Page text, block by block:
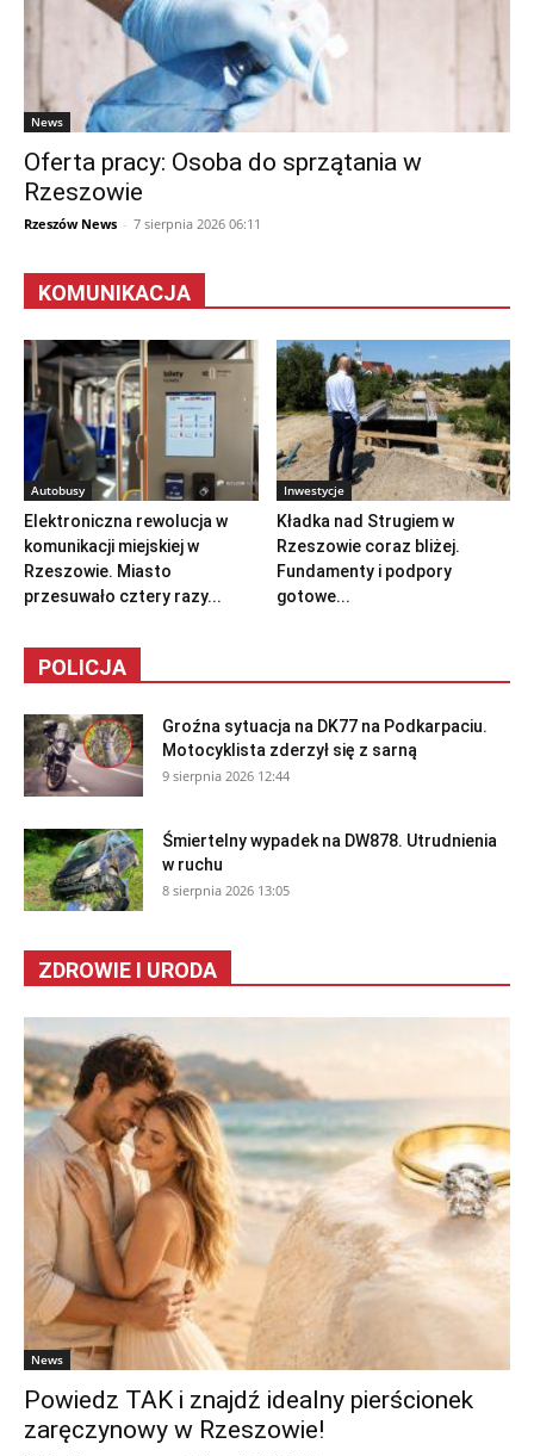
News
Oferta pracy: Osoba do sprzątania w
Rzeszowie
Rzeszów News - 7 sierpnia 2026 06:11
KOMUNIKACJA
Autobusy
Elektroniczna rewolucja w
komunikacji miejskiej w
Rzeszowie. Miasto
przesuwało cztery razy...
Inwestycje
Kładka nad Strugiem w
Rzeszowie coraz bliżej.
Fundamenty i podpory
gotowe...
POLICJA
Groźna sytuacja na DK77 na Podkarpaciu.
Motocyklista zderzył się z sarną
9 sierpnia 2026 12:44
Śmiertelny wypadek na DW878. Utrudnienia
w ruchu
8 sierpnia 2026 13:05
ZDROWIE I URODA
News
Powiedz TAK i znajdź idealny pierścionek
zaręczynowy w Rzeszowie!